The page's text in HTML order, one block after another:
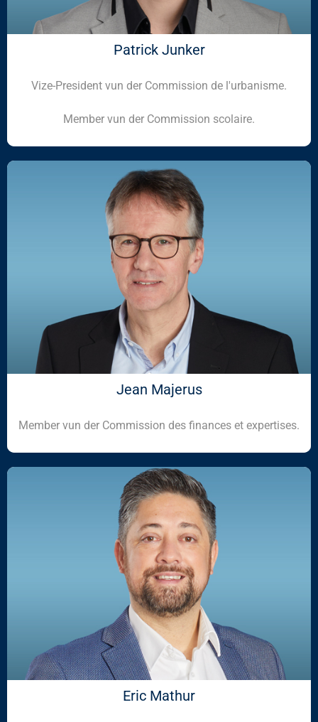
Patrick Junker
Vize-President vun der Commission de l'urbanisme.
Member vun der Commission scolaire.
Jean Majerus
Member vun der Commission des finances et expertises.
Eric Mathur